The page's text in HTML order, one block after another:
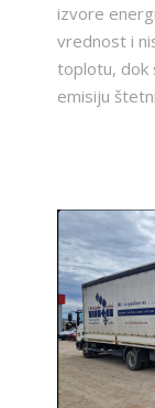
izvore
vrednost i
toplotu, dok
emisiju